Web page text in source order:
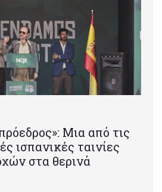
Mια από τις
ισπανικές ταινίες
στα θερινά